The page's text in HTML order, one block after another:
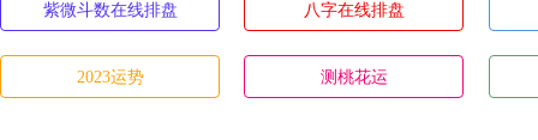
紫微斗数在线排盘 八字在线排盘
2023运势 测桃花运